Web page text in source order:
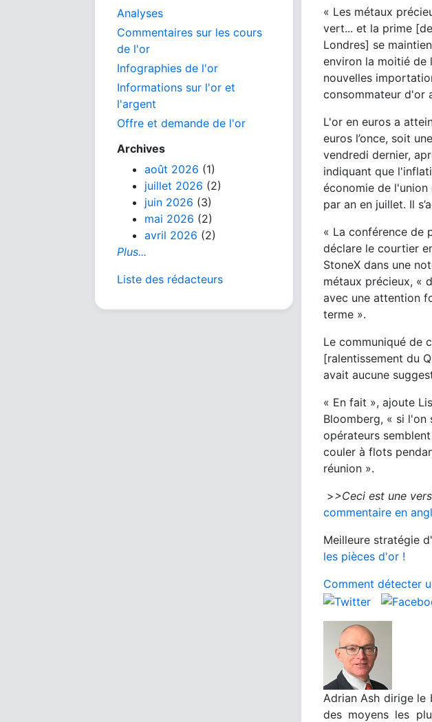
Analyses
Commentaires sur les cours
de l'or
Infographies de l'or
Informations sur l'or et
l'argent
Offre et demande de l'or
Archives
août 2026 (1)
juillet 2026 (2)
juin 2026 (3)
mai 2026 (2)
avril 2026 (2)
Plus...
Liste des rédacteurs
« Les métaux
vert... et la prime
Londres] se
environ la moitié de
nouvelles
consommateur d'or
L'or en euros a
euros l’once, soit
vendredi dernier,
indiquant que
économie de
par an en juillet. Il
« La conférence de
déclare le courtier
StoneX dans une
métaux précieux, «
avec une attention
terme ».
Le communiqué de
[ralentissement du
avait aucune
« En fait », ajoute
Bloomberg, « si
opérateurs
couler à flots
réunion ».
>>Ceci est une
commentaire en
Meilleure stratégie
les pièces d'or !
Comment détecter
Adrian Ash dirige le
des moyens les